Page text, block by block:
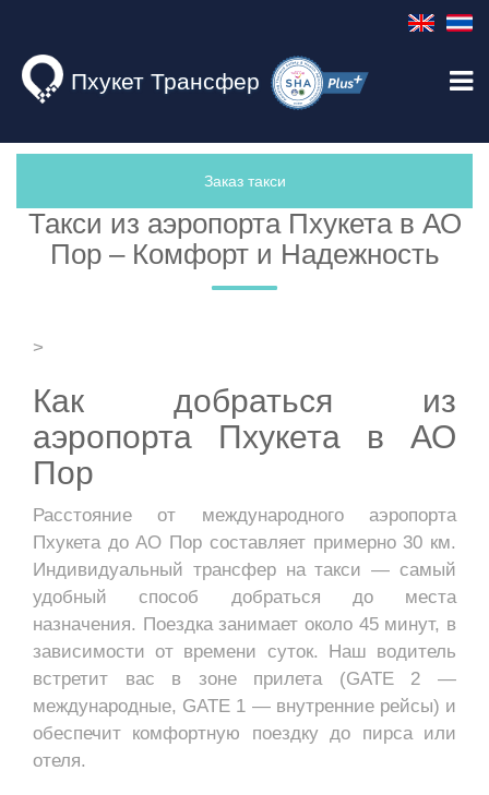
Пхукет Трансфер
Заказ такси
Такси из аэропорта Пхукета в АО
Пор – Комфорт и Надежность
>
Как добраться из
аэропорта Пхукета в АО
Пор
Расстояние от международного аэропорта
Пхукета до АО Пор составляет примерно 30 км.
Индивидуальный трансфер на такси — самый
удобный способ добраться до места
назначения. Поездка занимает около 45 минут, в
зависимости от времени суток. Наш водитель
встретит вас в зоне прилета (GATE 2 —
международные, GATE 1 — внутренние рейсы) и
обеспечит комфортную поездку до пирса или
отеля.